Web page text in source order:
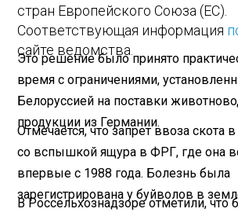
стран Европейского Союза (ЕС).
Соответствующая информация
сайте ведомства.
Это решение было принято
время с ограничениями,
Белоруссией на поставки
продукции из Германии.
Отмечается, что запрет ввоза скота
со вспышкой ящура в ФРГ, где она
впервые с 1988 года. Болезнь была
зарегистрирована у буйволов в
В Россельхознадзоре отметили, что